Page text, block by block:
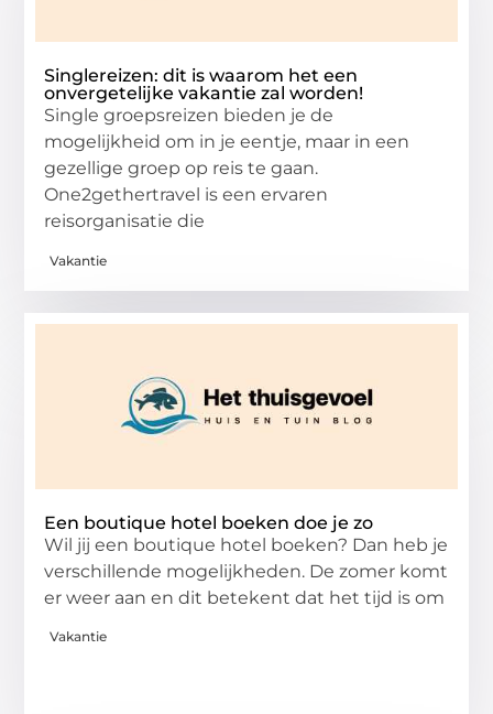
Singlereizen: dit is waarom het een
onvergetelijke vakantie zal worden!
Single groepsreizen bieden je de
mogelijkheid om in je eentje, maar in een
gezellige groep op reis te gaan.
One2gethertravel is een ervaren
reisorganisatie die
Vakantie
Een boutique hotel boeken doe je zo
Wil jij een boutique hotel boeken? Dan heb je
verschillende mogelijkheden. De zomer komt
er weer aan en dit betekent dat het tijd is om
Vakantie